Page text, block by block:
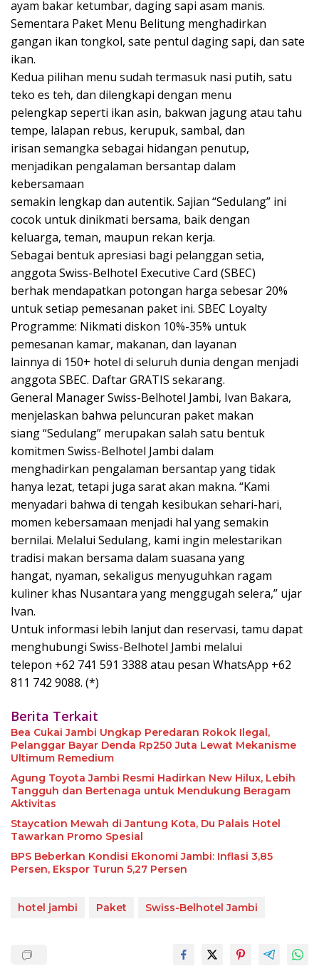
ayam bakar ketumbar, daging sapi asam manis.
Sementara Paket Menu Belitung menghadirkan
gangan ikan tongkol, sate pentul daging sapi, dan sate
ikan.
Kedua pilihan menu sudah termasuk nasi putih, satu
teko es teh, dan dilengkapi dengan menu
pelengkap seperti ikan asin, bakwan jagung atau tahu
tempe, lalapan rebus, kerupuk, sambal, dan
irisan semangka sebagai hidangan penutup,
menjadikan pengalaman bersantap dalam
kebersamaan
semakin lengkap dan autentik. Sajian “Sedulang” ini
cocok untuk dinikmati bersama, baik dengan
keluarga, teman, maupun rekan kerja.
Sebagai bentuk apresiasi bagi pelanggan setia,
anggota Swiss-Belhotel Executive Card (SBEC)
berhak mendapatkan potongan harga sebesar 20%
untuk setiap pemesanan paket ini. SBEC Loyalty
Programme: Nikmati diskon 10%-35% untuk
pemesanan kamar, makanan, dan layanan
lainnya di 150+ hotel di seluruh dunia dengan menjadi
anggota SBEC. Daftar GRATIS sekarang.
General Manager Swiss-Belhotel Jambi, Ivan Bakara,
menjelaskan bahwa peluncuran paket makan
siang “Sedulang” merupakan salah satu bentuk
komitmen Swiss-Belhotel Jambi dalam
menghadirkan pengalaman bersantap yang tidak
hanya lezat, tetapi juga sarat akan makna. “Kami
menyadari bahwa di tengah kesibukan sehari-hari,
momen kebersamaan menjadi hal yang semakin
bernilai. Melalui Sedulang, kami ingin melestarikan
tradisi makan bersama dalam suasana yang
hangat, nyaman, sekaligus menyuguhkan ragam
kuliner khas Nusantara yang menggugah selera,” ujar
Ivan.
Untuk informasi lebih lanjut dan reservasi, tamu dapat
menghubungi Swiss-Belhotel Jambi melalui
telepon +62 741 591 3388 atau pesan WhatsApp +62
811 742 9088. (*)
Berita Terkait
Bea Cukai Jambi Ungkap Peredaran Rokok Ilegal,
Pelanggar Bayar Denda Rp250 Juta Lewat Mekanisme
Ultimum Remedium
Agung Toyota Jambi Resmi Hadirkan New Hilux, Lebih
Tangguh dan Bertenaga untuk Mendukung Beragam
Aktivitas
Staycation Mewah di Jantung Kota, Du Palais Hotel
Tawarkan Promo Spesial
BPS Beberkan Kondisi Ekonomi Jambi: Inflasi 3,85
Persen, Ekspor Turun 5,27 Persen
hotel jambi Paket Swiss-Belhotel Jambi